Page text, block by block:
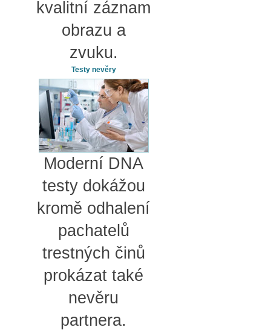
kvalitní záznam
obrazu a
zvuku.
Testy nevěry
Moderní DNA
testy dokážou
kromě odhalení
pachatelů
trestných činů
prokázat také
nevěru
partnera.